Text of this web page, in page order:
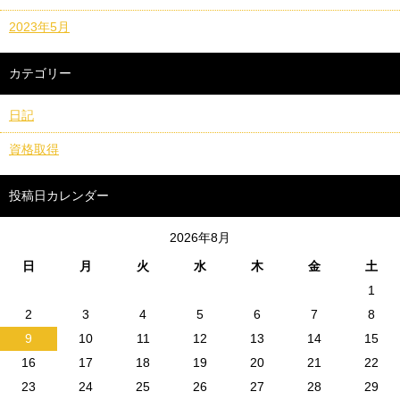
2023年5月
カテゴリー
日記
資格取得
投稿日カレンダー
2026年8月
日
月 火 水 木 金
土
1
2
3 4 5 6 7
8
9
10 11 12 13 14
15
16
17 18 19 20 21
22
23
24 25 26 27 28 29